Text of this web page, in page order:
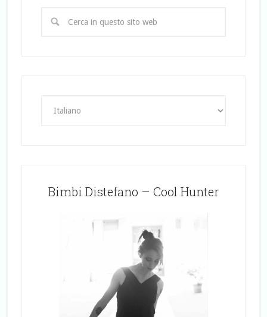
Bimbi Distefano – Cool Hunter